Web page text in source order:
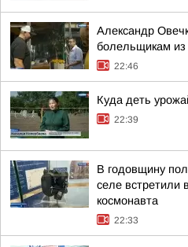
Александр
болельщикам из
22:46
Куда деть
22:39
В годовщину
селе встретили
космонавта
22:33